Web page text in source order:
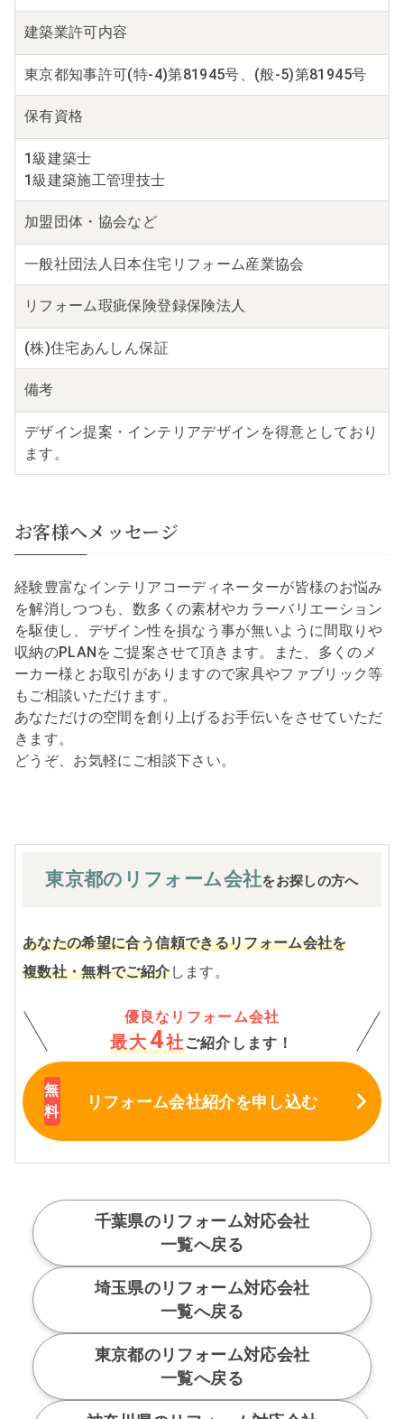
建築業許可内容
東京都知事許可(特-4)第81945号、(般-5)第81945号
保有資格
1級建築士
1級建築施工管理技士
加盟団体・ 協会など
一般社団法人日本住宅リフォーム産業協会
リフォーム瑕疵保険登録保険法人
(株)住宅あんしん保証
備考
デザイン提案・インテリアデザインを得意としており
ます。
お客様へメッセージ
経験豊富なインテリアコーディネーターが皆様のお悩み
を解消しつつも、数多くの素材やカラーバリエーション
を駆使し、デザイン性を損なう事が無いように間取りや
収納のPLANをご提案させて頂きます。また、多くのメ
ーカー様とお取引がありますので家具やファブリック等
もご相談いただけます。
あなただけの空間を創り上げるお手伝いをさせていただ
きます。
どうぞ、お気軽にご相談下さい。
東京都の リフォーム会社をお探しの方へ
あなたの希望に合う信頼できるリフォーム会社を
複数社・無料でご紹介します。
優良なリフォーム会社
最大 4社 ご紹介します！
リフォーム会社紹介を申し込む
千葉県のリフォーム対応会社
一覧へ戻る
埼玉県のリフォーム対応会社
一覧へ戻る
東京都のリフォーム対応会社
一覧へ戻る